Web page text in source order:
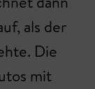
als der
Die
mit